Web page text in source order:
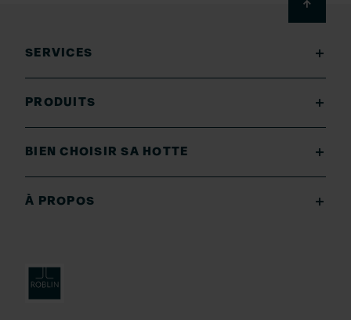
SERVICES
PRODUITS
BIEN CHOISIR SA HOTTE
À PROPOS